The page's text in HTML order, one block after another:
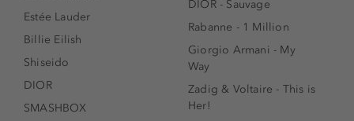
Estée Lauder
Billie Eilish
Shiseido
DIOR
SMASHBOX
DIOR - Sauvage
Rabanne - 1 Million
Giorgio Armani - My
Way
Zadig & Voltaire - This is
Her!